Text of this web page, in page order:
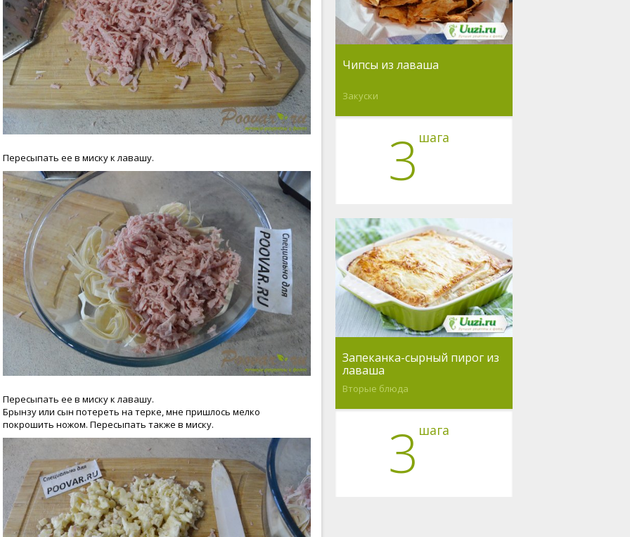
Пересыпать ее в миску к лавашу.
Пересыпать ее в миску к лавашу.
Брынзу или сын потереть на терке, мне пришлось мелко
покрошить ножом. Пересыпать также в миску.
Чипсы из лаваша
Закуски
3 шага
Запеканка-сырный пирог из
лаваша
Вторые блюда
3 шага